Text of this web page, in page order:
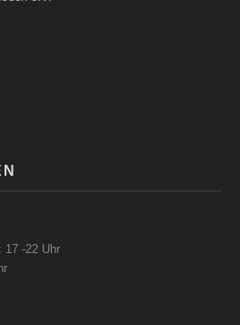
17 -22 Uhr